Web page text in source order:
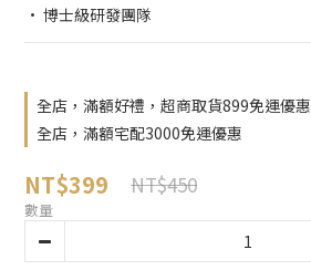
• 博士級研發團隊
全店，滿額好禮，超商取貨899免運優惠
全店，滿額宅配3000免運優惠
NT$399 NT$450
數量